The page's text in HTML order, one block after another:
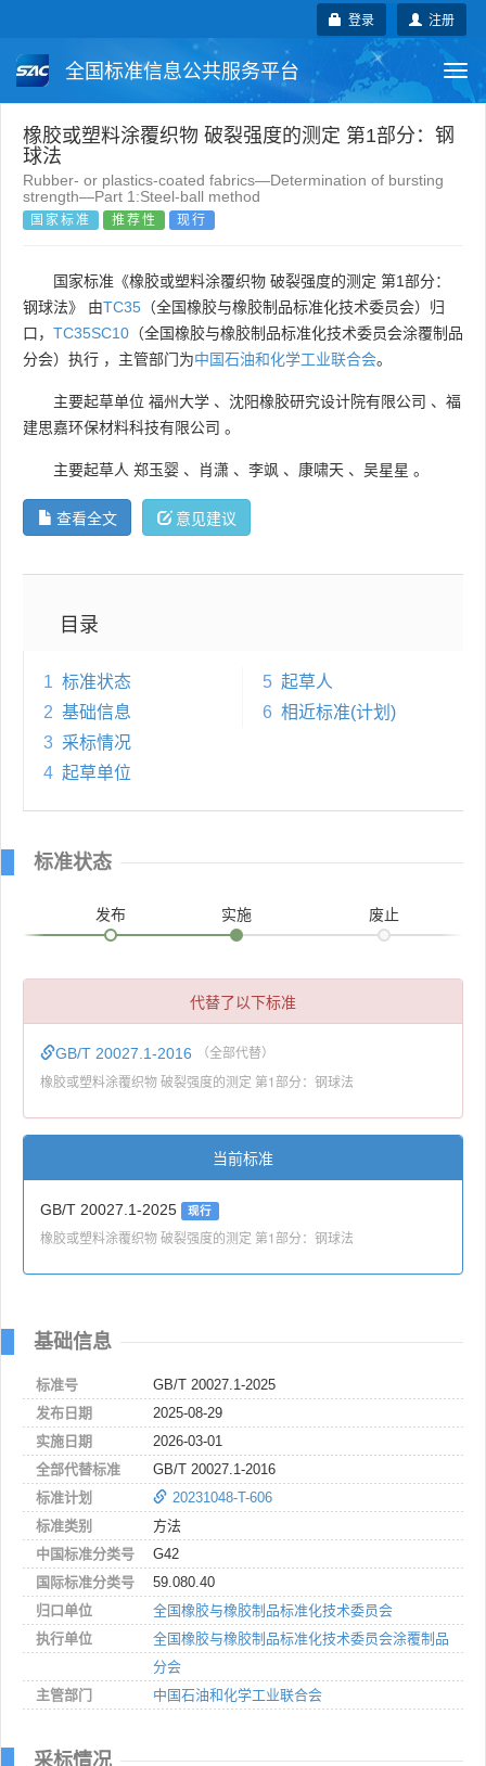
注册
登录
全国标准信息公共服务平台
国家标准 行业标准 地方标准
团体标准 企业标准 国际标准
橡胶或塑料涂覆织物 破裂强度的测定 第1部分：钢
球法
Rubber- or plastics-coated fabrics—Determination of bursting
strength—Part 1:Steel-ball method
国家标准 推荐性 现行
国家标准《橡胶或塑料涂覆织物 破裂强度的测定 第1部分：
钢球法》 由TC35 （全国橡胶与橡胶制品标准化技术委员会）归
口， TC35SC10 （全国橡胶与橡胶制品标准化技术委员会涂覆制品
分会）执行 ，主管部门为中国石油和化学工业联合会。
主要起草单位 福州大学 、 沈阳橡胶研究设计院有限公司 、 福
建思嘉环保材料科技有限公司 。
主要起草人 郑玉婴 、 肖潇 、 李飒 、 康啸天 、 吴星星 。
查看全文 意见建议
目录
1 标准状态
2 基础信息
3 采标情况
4 起草单位
5 起草人
6 相近标准(计划)
标准状态
发布 实施 废止
代替了以下标准
GB/T 20027.1-2016 （全部代替）
橡胶或塑料涂覆织物 破裂强度的测定 第1部分：钢球法
当前标准
GB/T 20027.1-2025 现行
橡胶或塑料涂覆织物 破裂强度的测定 第1部分：钢球法
基础信息
标准号
GB/T 20027.1-2025
发布日期
2025-08-29
实施日期
2026-03-01
全部代替标准
GB/T 20027.1-2016
标准计划
20231048-T-606
标准类别
方法
中国标准分类号
G42
国际标准分类号
59.080.40
归口单位
全国橡胶与橡胶制品标准化技术委员会
执行单位
全国橡胶与橡胶制品标准化技术委员会涂覆制品
分会
主管部门
中国石油和化学工业联合会
采标情况